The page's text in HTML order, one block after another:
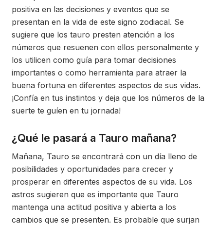
positiva en las decisiones y eventos que se
presentan en la vida de este signo zodiacal. Se
sugiere que los tauro presten atención a los
números que resuenen con ellos personalmente y
los utilicen como guía para tomar decisiones
importantes o como herramienta para atraer la
buena fortuna en diferentes aspectos de sus vidas.
¡Confía en tus instintos y deja que los números de la
suerte te guíen en tu jornada!
¿Qué le pasará a Tauro mañana?
Mañana, Tauro se encontrará con un día lleno de
posibilidades y oportunidades para crecer y
prosperar en diferentes aspectos de su vida. Los
astros sugieren que es importante que Tauro
mantenga una actitud positiva y abierta a los
cambios que se presenten. Es probable que surjan